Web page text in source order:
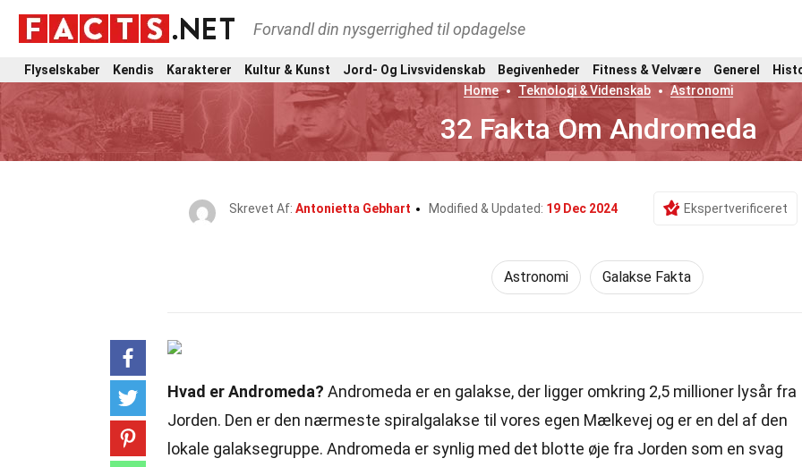
Forvandl din nysgerrighed til opdagelse
Flyselskaber Kendis Karakterer Kultur & Kunst Jord- Og Livsvidenskab Begivenheder Fitness & Velvære Generel
Home
Teknologi & Videnskab Astronomi
32 Fakta Om Andromeda
Skrevet Af: Antonietta Gebhart Modified & Updated: 19 Dec 2024 Ekspertverificeret
Astronomi Galakse Fakta
Hvad er Andromeda? Andromeda er en galakse, der ligger omkring 2,5 millioner lysår fra
Jorden. Den er den nærmeste spiralgalakse til vores egen Mælkevej og er en del af den
lokale galaksegruppe. Andromeda er synlig med det blotte øje fra Jorden som en svag